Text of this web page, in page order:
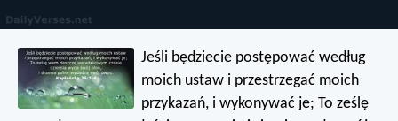
Jeśli będziecie postępować według
moich ustaw i przestrzegać moich
przykazań, i wykonywać je; To ześlę